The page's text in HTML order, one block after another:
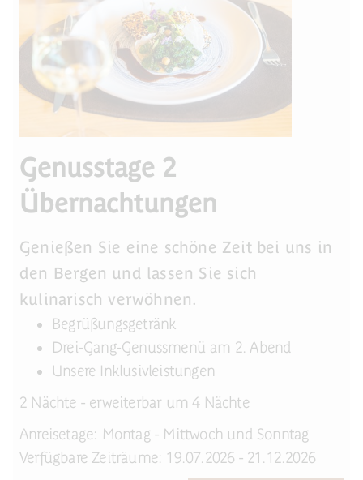
Genusstage 2
Übernachtungen
Genießen Sie eine schöne Zeit bei uns in
den Bergen und lassen Sie sich
kulinarisch verwöhnen.
Begrüßungsgetränk
Drei-Gang-Genussmenü am 2. Abend
Unsere Inklusivleistungen
2 Nächte - erweiterbar um 4 Nächte
Anreisetage: Montag - Mittwoch und Sonntag
Verfügbare Zeiträume: 19.07.2026 - 21.12.2026